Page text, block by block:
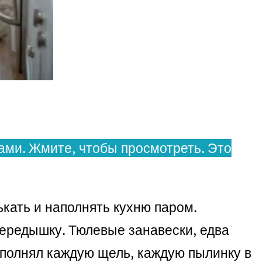
Жмите, чтобы просмотреть. Это
и наполнять кухню паром.
Тюлевые занавески, едва
каждую щель, каждую пылинку в